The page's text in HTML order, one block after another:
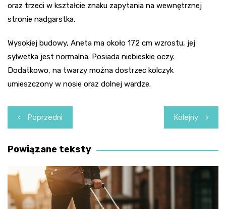
oraz trzeci w kształcie znaku zapytania na wewnętrznej
stronie nadgarstka.
Wysokiej budowy, Aneta ma około 172 cm wzrostu, jej
sylwetka jest normalna. Posiada niebieskie oczy.
Dodatkowo, na twarzy można dostrzec kolczyk
umieszczony w nosie oraz dolnej wardze.
Nawigacja
wpisu
Poprzedni Kolejny
Powiązane teksty